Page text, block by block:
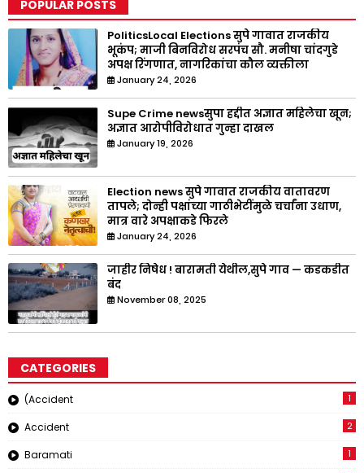
POPULAR POSTS
PoliticsLocal Elections सुपे गावात राजकीय
भूकंप; माजी बिनविरोध सरपंच सौ. मनीषा चांदगुडे
अपक्ष रिंगणात, नागरिकांचा कौल व्यक्तीला
January 24, 2026
Supe Crime newsसुपा हद्दीत अज्ञात महिलेचा खून;
अज्ञात आरोपीविरोधात गुन्हा दाखल
January 19, 2026
Election news सुपे गावात राजकीय वातावरण
तापले; दोन्ही पक्षांच्या गाठीभेटींमुळे चर्चांना उधाण,
मात्र वारे अपक्षाकडे फिरले
January 24, 2026
जाहीर निषेध ! बारामती येथील,सुपे गाव — कडकडीत
बंद
November 08, 2025
CATEGORIES
(Accident 1
Accident 2
Baramati 1